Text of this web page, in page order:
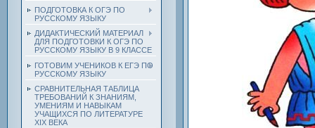
ПОДГОТОВКА К ОГЭ ПО
РУССКОМУ ЯЗЫКУ
ДИДАКТИЧЕСКИЙ МАТЕРИАЛ
ДЛЯ ПОДГОТОВКИ К ОГЭ ПО
РУССКОМУ ЯЗЫКУ В 9 КЛАССЕ
ГОТОВИМ УЧЕНИКОВ К ЕГЭ ПО
РУССКОМУ ЯЗЫКУ
СРАВНИТЕЛЬНАЯ ТАБЛИЦА
ТРЕБОВАНИЙ К ЗНАНИЯМ,
УМЕНИЯМ И НАВЫКАМ
УЧАЩИХСЯ ПО ЛИТЕРАТУРЕ
ХIХ ВЕКА